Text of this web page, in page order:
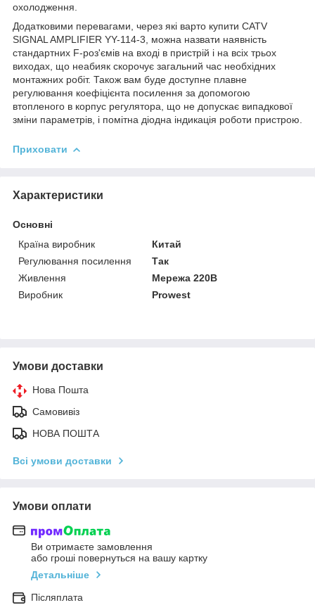
охолодження.
Додатковими перевагами, через які варто купити CATV
SIGNAL AMPLIFIER YY-114-3, можна назвати наявність
стандартних F-роз'ємів на вході в пристрій і на всіх трьох
виходах, що неабияк скорочує загальний час необхідних
монтажних робіт. Також вам буде доступне плавне
регулювання коефіцієнта посилення за допомогою
втопленого в корпус регулятора, що не допускає випадкової
зміни параметрів, і помітна діодна індикація роботи пристрою.
Приховати
Характеристики
Основні
Країна виробник
Китай
Регулювання посилення
Так
Живлення
Мережа 220В
Виробник
Prowest
Умови доставки
Нова Пошта
Самовивіз
НОВА ПОШТА
Всі умови доставки
Умови оплати
Ви отримаєте замовлення
або гроші повернуться на вашу картку
Детальніше
Післяплата